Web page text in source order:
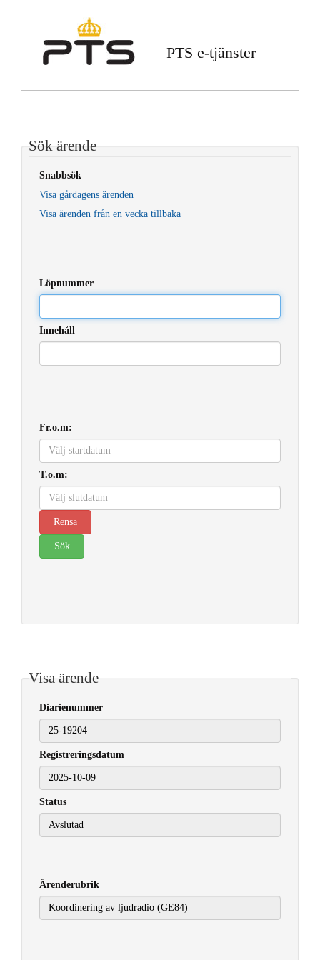
PTS e-tjänster
Sök ärende
Snabbsök
Visa gårdagens ärenden
Visa ärenden från en vecka tillbaka
Löpnummer
Innehåll
Fr.o.m:
T.o.m:
Visa ärende
Diarienummer
Registreringsdatum
2025-10-09
Status
Ärenderubrik